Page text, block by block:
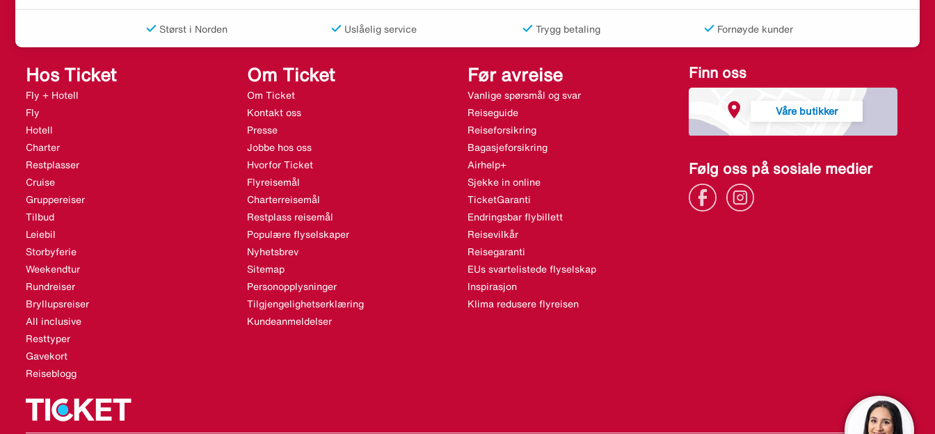
Størst i Norden Uslåelig service Trygg betaling Fornøyde kunder
Hos Ticket
Fly + Hotell
Fly
Hotell
Charter
Restplasser
Cruise
Gruppereiser
Tilbud
Leiebil
Storbyferie
Weekendtur
Rundreiser
Bryllupsreiser
All inclusive
Resttyper
Gavekort
Reiseblogg
Om Ticket
Om Ticket
Kontakt oss
Presse
Jobbe hos oss
Hvorfor Ticket
Flyreisemål
Charterreisemål
Restplass reisemål
Populære flyselskaper
Nyhetsbrev
Sitemap
Personopplysninger
Tilgjengelighetserklæring
Kundeanmeldelser
Før avreise
Vanlige spørsmål og svar
Reiseguide
Reiseforsikring
Bagasjeforsikring
Airhelp+
Sjekke in online
TicketGaranti
Endringsbar flybillett
Reisevilkår
Reisegaranti
EUs svartelistede flyselskap
Inspirasjon
Klima redusere flyreisen
Finn oss
Våre butikker
Følg oss på sosiale medier